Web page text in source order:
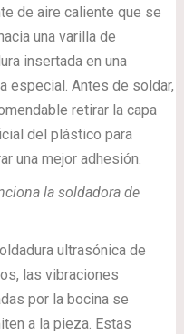
de aire caliente que se
una varilla de
insertada en una
especial. Antes de soldar,
retirar la capa
del plástico para
una mejor adhesión.
la soldadora de
ultrasónica de
las vibraciones
por la bocina se
a la pieza. Estas